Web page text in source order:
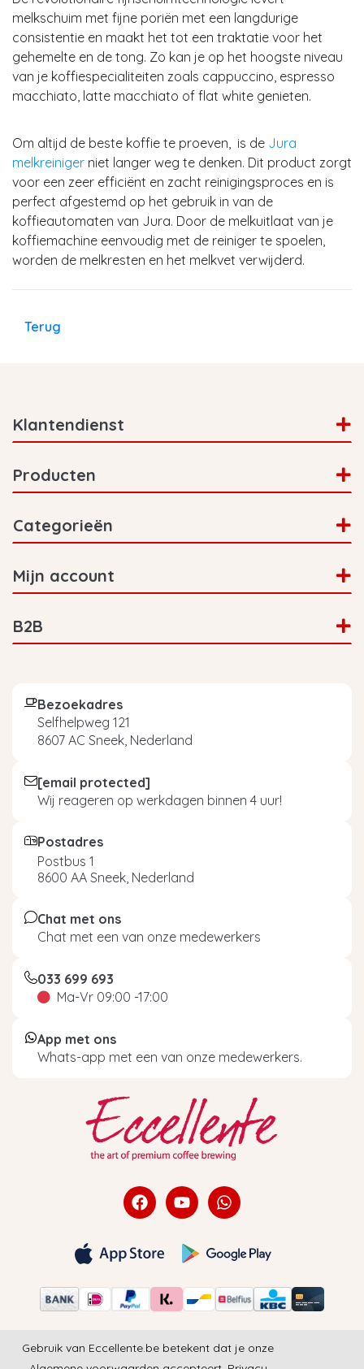
melkschuim met fijne poriën met een langdurige
consistentie en maakt het tot een traktatie voor het
gehemelte en de tong. Zo kan je op het hoogste niveau
van je koffiespecialiteiten zoals cappuccino, espresso
macchiato, latte macchiato of flat white genieten.
Om altijd de beste koffie te proeven, is de Jura
melkreiniger niet langer weg te denken. Dit product zorgt
voor een zeer efficiënt en zacht reinigingsproces en is
perfect afgestemd op het gebruik in van de
koffieautomaten van Jura. Door de melkuitlaat van je
koffiemachine eenvoudig met de reiniger te spoelen,
worden de melkresten en het melkvet verwijderd.
Terug
Klantendienst
Producten
Categorieën
Mijn account
B2B
Bezoekadres
Selfhelpweg 121
8607 AC Sneek, Nederland
[email protected]
Wij reageren op werkdagen binnen 4 uur!
Postadres
Postbus 1
8600 AA Sneek, Nederland
Chat met ons
Chat met een van onze medewerkers
033 699 693
Ma-Vr 09:00 -17:00
App met ons
Whats-app met een van onze medewerkers.
Gebruik van Eccellente.be betekent dat je onze